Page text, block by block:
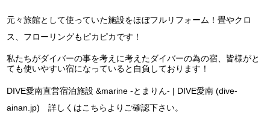
元々旅館として使っていた施設をほぼフルリフォーム！畳やクロ
ス、フローリングもピカピカです！
私たちがダイバーの事を考えに考えたダイバーの為の宿、皆様がと
ても使いやすい宿になっていると自負しております！
DIVE愛南直営宿泊施設 &marine -とまりん- | DIVE愛南 (dive-
ainan.jp) 詳しくはこちらよりご確認下さい。